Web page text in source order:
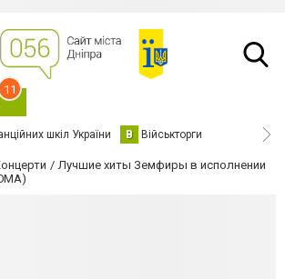
11
шкіл України В Військторги
Лучшие хиты Земфиры в исполнении